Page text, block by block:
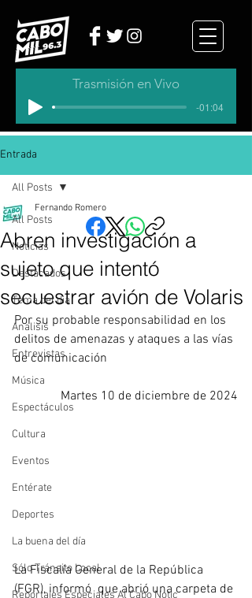
Trasmisión en Vivo
-01:04
Entrada
All Posts
Noticias
Destacados
Tema del dia
Analisis
Entrevistas
Música
Espectáculos
Cultura
Eventos
Entérate
Deportes
La buena del día
Sólo Tránsito Local
Reportajes Especiales Al Cabo Notic
All Posts
Abren investigación a
sujeto que intentó
secuestrar avión de Volaris
Fernando Romero
Por su probable responsabilidad en los
delitos de amenazas y ataques a las vías
de comunicación
Martes 10 de diciembre de 2024
La Fiscalía General de la República
(FGR), informó  que abrió una carpeta de